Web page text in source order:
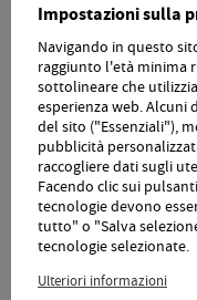
Periodo
21.03.26 - 03.04.26
04.04.26 - 08.05.26
31.10.26 - 07.11.26
09.05.26 - 10.07.26
17.10.26 - 30.10.26
Impostazioni sulla
Navigando in questo
raggiunto l'età minima
sottolineare che
esperienza web. Alcuni
del sito ("Essenziali"),
pubblicità
raccogliere dati sugli
Facendo clic sui
tecnologie devono
tutto" o "Salva
tecnologie selezionate.
Ulteriori informazioni